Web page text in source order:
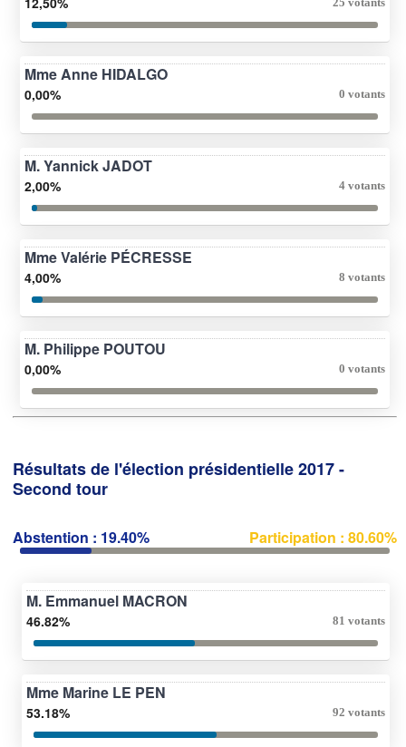
Mme Anne HIDALGO
0,00% 0 votants
M. Yannick JADOT
2,00% 4 votants
Mme Valérie PÉCRESSE
4,00% 8 votants
M. Philippe POUTOU
0,00% 0 votants
Résultats de l'élection présidentielle 2017 -
Second tour
Abstention : 19.40% Participation : 80.60%
M. Emmanuel MACRON
46.82% 81 votants
Mme Marine LE PEN
53.18% 92 votants